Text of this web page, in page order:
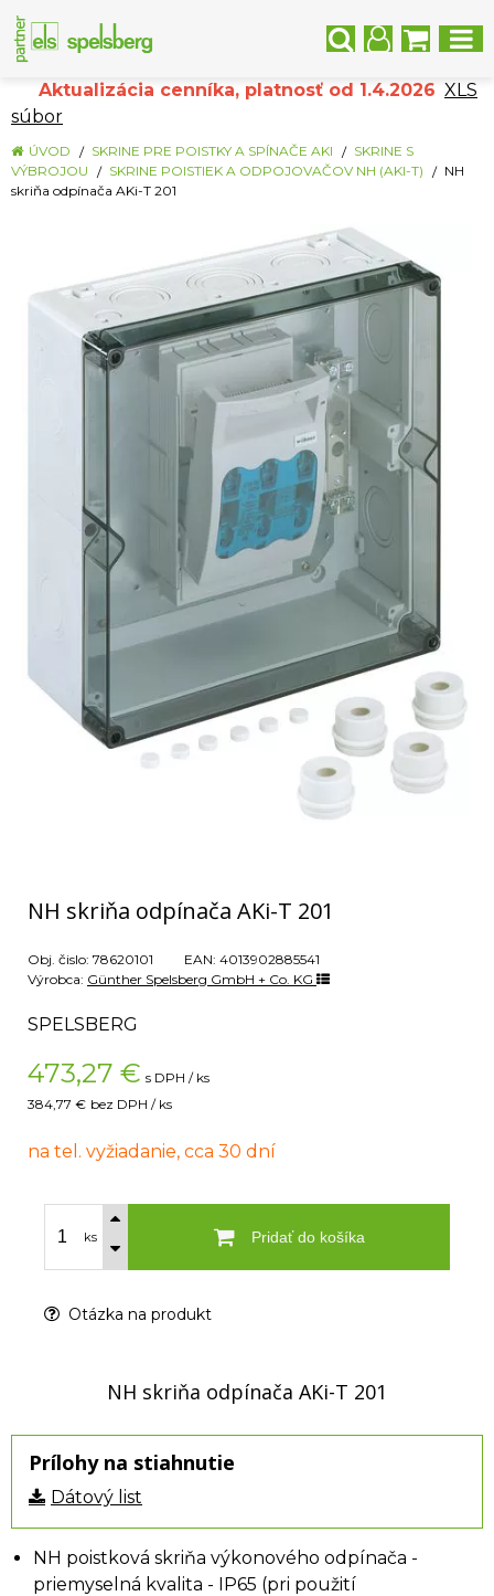
Aktualizácia cenníka, platnosť od 1.4.2026 XLS
súbor
ÚVOD SKRINE PRE POISTKY A SPÍNAČE AKI
SKRINE S
VÝBROJOU
SKRINE POISTIEK A ODPOJOVAČOV NH (AKI-T)
NH
skriňa odpínača AKi-T 201
NH skriňa odpínača AKi-T 201
Obj. čislo: 78620101 EAN: 4013902885541
Výrobca: Günther Spelsberg GmbH + Co. KG
SPELSBERG
473,27 € s DPH / ks
384,77 € bez DPH / ks
na tel. vyžiadanie, cca 30 dní
ks Pridať do košíka
Otázka na produkt
NH skriňa odpínača AKi-T 201
Prílohy na stiahnutie
Dátový list
NH poistková skriňa výkonového odpínača -
priemyselná kvalita - IP65 (pri použití